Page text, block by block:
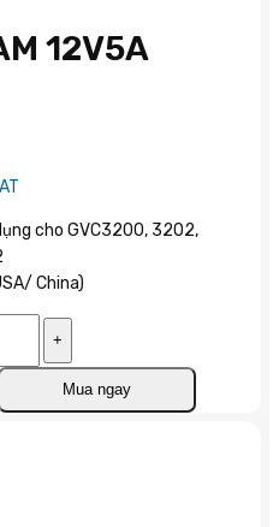
12V5A
cho GVC3200, 3202,
China)
Mua ngay